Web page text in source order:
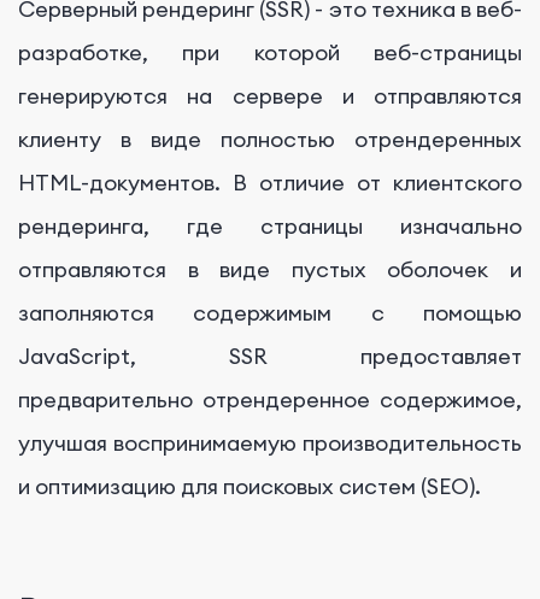
Серверный рендеринг (SSR) - это техника в веб-
разработке, при которой веб-страницы
генерируются на сервере и отправляются
клиенту в виде полностью отрендеренных
HTML-документов. В отличие от клиентского
рендеринга, где страницы изначально
отправляются в виде пустых оболочек и
заполняются содержимым с помощью
JavaScript, SSR предоставляет
предварительно отрендеренное содержимое,
улучшая воспринимаемую производительность
и оптимизацию для поисковых систем (SEO).